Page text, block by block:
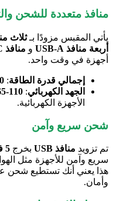
منافذ متعددة للشحن
يأتي المقبس مزودًا بـثلاث
أربعة منافذ USB-A
و منافذ USB-C
أجهزة في وقت واحد.
إجمالي قدرة الطاقة:
الجهد الكهربائي: 110-265 فولت
الأجهزة الكهربائية.
شحن سريع وآمن
تم تزويد منافذ USB بخرج 5 فولت 3.4 أمبير
سريع وآمن للأجهزة مثل
هذا يعني أنك تستطيع
وأمان.